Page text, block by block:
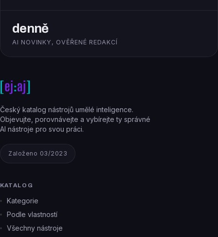
denně
AI NOVINKY, OVĚŘENÉ REDAKCÍ
Český katalog nástrojů umělé inteligence.
Objevujte, porovnávejte a vybírejte ty správné
AI nástroje pro svou práci.
Založeno 03/2023
KATALOG
Kategorie
Podle vlastností
Všechny nástroje